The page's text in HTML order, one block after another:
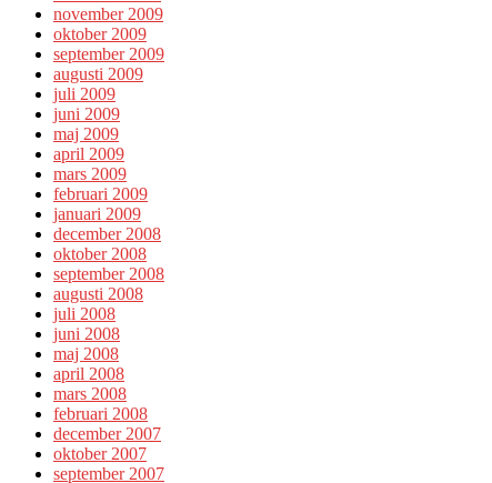
november 2009
oktober 2009
september 2009
augusti 2009
juli 2009
juni 2009
maj 2009
april 2009
mars 2009
februari 2009
januari 2009
december 2008
oktober 2008
september 2008
augusti 2008
juli 2008
juni 2008
maj 2008
april 2008
mars 2008
februari 2008
december 2007
oktober 2007
september 2007